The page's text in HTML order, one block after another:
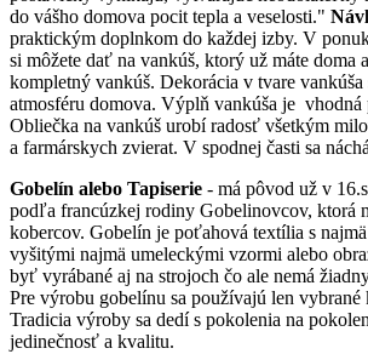
si
môžete
vybrať
na
stránke
produktu.
do vášho domova pocit tepla a veselosti."
praktickým doplnkom do každej izby. V
si môžete dať na vankúš, ktorý už máte doma
kompletný vankúš. Dekorácia v tvare
atmosféru domova. Výplň vankúša je vhodná
Obliečka na vankúš urobí radosť všetkým
a farmárskych zvierat. V spodnej časti sa
Gobelín alebo Tapiserie - má pôvod už v
podľa francúzkej rodiny Gobelinovcov, ktorá
kobercov. Gobelín je poťahová textília s
vyšitými najmä umeleckými vzormi alebo
byť vyrábané aj na strojoch čo ale nemá
Pre výrobu gobelínu sa používajú len vybrané
Tradicia výroby sa dedí s pokolenia na
jedinečnosť a kvalitu.